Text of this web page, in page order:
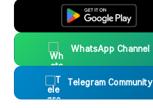
WhatsApp Channel
Telegram Community